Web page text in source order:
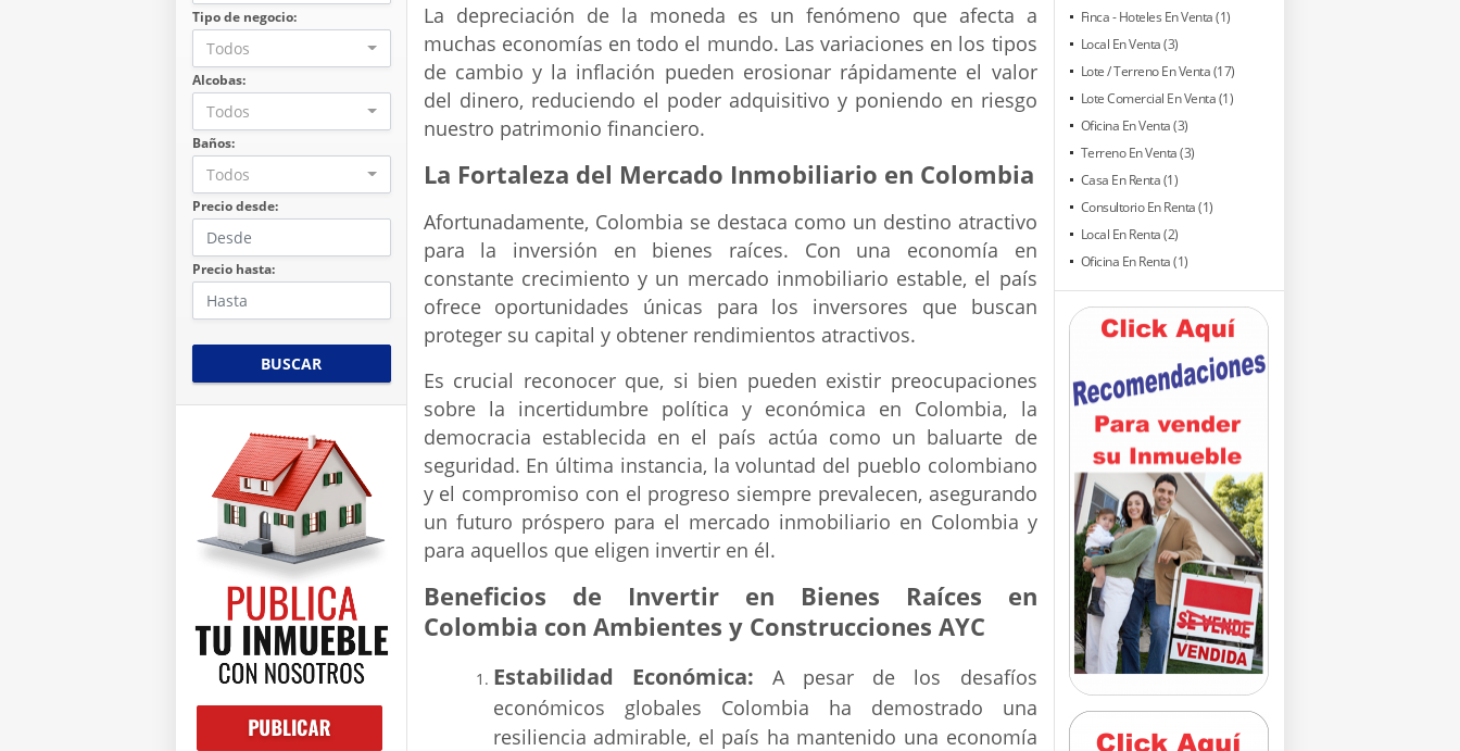
Tipo de negocio:
Todos
Alcobas:
Todos
Baños:
Todos
Precio desde:
Precio hasta:
BUSCAR
La depreciación de la moneda es un fenómeno que afecta a
muchas economías en todo el mundo. Las variaciones en los tipos
de cambio y la inflación pueden erosionar rápidamente el valor
del dinero, reduciendo el poder adquisitivo y poniendo en riesgo
nuestro patrimonio financiero.
La Fortaleza del Mercado Inmobiliario en Colombia
Afortunadamente, Colombia se destaca como un destino atractivo
para la inversión en bienes raíces. Con una economía en
constante crecimiento y un mercado inmobiliario estable, el país
ofrece oportunidades únicas para los inversores que buscan
proteger su capital y obtener rendimientos atractivos.
Es crucial reconocer que, si bien pueden existir preocupaciones
sobre la incertidumbre política y económica en Colombia, la
democracia establecida en el país actúa como un baluarte de
seguridad. En última instancia, la voluntad del pueblo colombiano
y el compromiso con el progreso siempre prevalecen, asegurando
un futuro próspero para el mercado inmobiliario en Colombia y
para aquellos que eligen invertir en él.
Beneficios de Invertir en Bienes Raíces en
Colombia con Ambientes y Construcciones AYC
Estabilidad Económica: A pesar de los desafíos
económicos globales Colombia ha demostrado una
resiliencia admirable, el país ha mantenido una economía
Finca - Hoteles En Venta (1)
Local En Venta (3)
Lote / Terreno En Venta (17)
Lote Comercial En Venta (1)
Oficina En Venta (3)
Terreno En Venta (3)
Casa En Renta (1)
Consultorio En Renta (1)
Local En Renta (2)
Oficina En Renta (1)